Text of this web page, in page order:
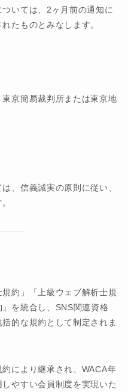
いては、2ヶ月前の通知に
たものとみなします。
京簡易裁判所または東京地
、信義誠実の原則に従い、
約」「上級ウェブ解析士規
を統合し、SNS関連資格
的な規約として制定されま
により継承され、WACA年
やすい会員制度を実現いた